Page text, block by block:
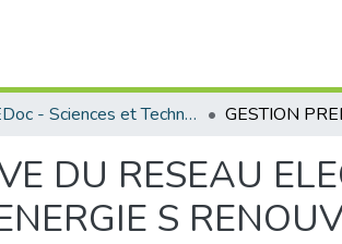
CEDoc - Sciences et Techniques pour l’ingénieur
DU RESEAU
S